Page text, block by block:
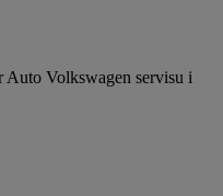
Auto Volkswagen servisu i